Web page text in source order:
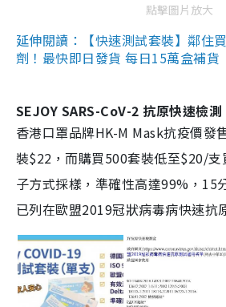
點擊圖片放大
延伸閱讀：【快速測試套裝】鄰住
劑！最快即日發貨 每日15萬盒補貨
SEJOY SARS-CoV-2 抗原快速檢測
香港口罩品牌HK-M Mask抗疫價發
裝$22，而購買500套裝低至$20/支
子方式採樣，準確性高達99%，15
已列在歐盟2019冠狀病毒病快速抗